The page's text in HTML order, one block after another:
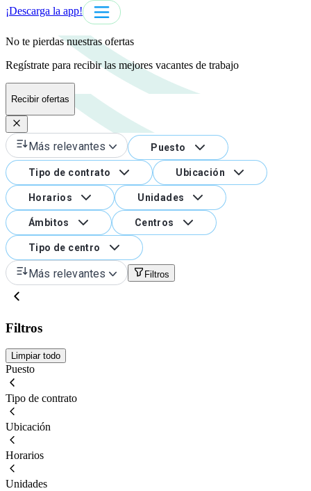
¡Descarga la app!
No te pierdas nuestras ofertas
Regístrate para recibir las mejores vacantes de trabajo
Recibir ofertas
Más relevantes Puesto
Tipo de contrato Ubicación
Horarios Unidades
Ámbitos Centros
Tipo de centro
Más relevantes Filtros
Filtros
Limpiar todo
Puesto
Tipo de contrato
Ubicación
Horarios
Unidades